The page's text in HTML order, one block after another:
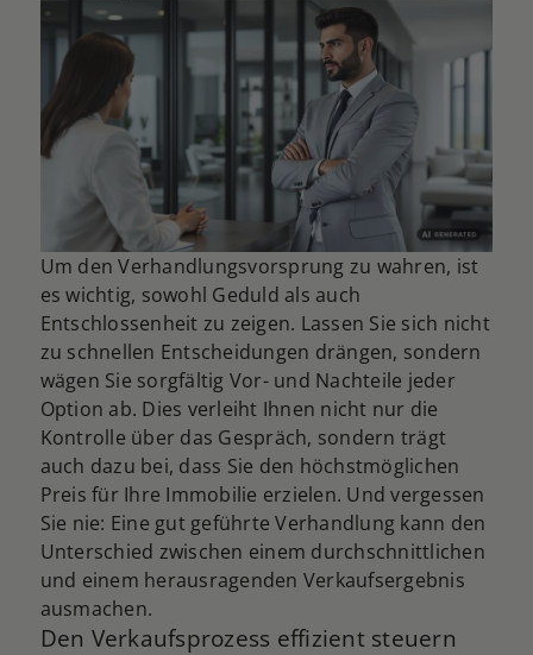
Um den Verhandlungsvorsprung zu wahren, ist
es wichtig, sowohl Geduld als auch
Entschlossenheit zu zeigen. Lassen Sie sich nicht
zu schnellen Entscheidungen drängen, sondern
wägen Sie sorgfältig Vor- und Nachteile jeder
Option ab. Dies verleiht Ihnen nicht nur die
Kontrolle über das Gespräch, sondern trägt
auch dazu bei, dass Sie den höchstmöglichen
Preis für Ihre Immobilie erzielen. Und vergessen
Sie nie: Eine gut geführte Verhandlung kann den
Unterschied zwischen einem durchschnittlichen
und einem herausragenden Verkaufsergebnis
ausmachen.
Den Verkaufsprozess effizient steuern